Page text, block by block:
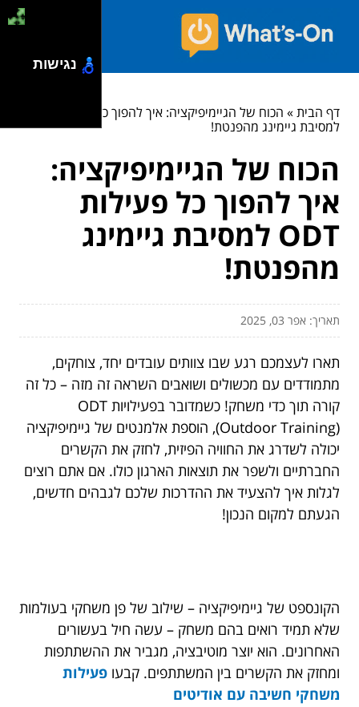
דף הבית»
למסיבת גיימינג מהפנטת!
הכוח של הגיימיפיקציה:
איך להפוך כל פעילות
ODT למסיבת גיימינג
מהפנטת!
תאריך: אפר 03, 2025
תארו לעצמכם רגע שבו צוותים עובדים יחד, צוחקים,
מתמודדים עם מכשולים ושואבים השראה זה מזה – כל זה
קורה תוך כדי משחק! כשמדובר בפעילויות ODT
(Outdoor Training), הוספת אלמנטים של גיימיפיקציה
יכולה לשדרג את החוויה הפיזית, לחזק את הקשרים
החברתיים ולשפר את תוצאות הארגון כולו. אם אתם רוצים
לגלות איך להצעיד את ההדרכות שלכם לגבהים חדשים,
הגעתם למקום הנכון!
הקונספט של גיימיפיקציה – שילוב של פן משחקי בעולמות
שלא תמיד רואים בהם משחק – עשה חיל בעשורים
האחרונים. הוא יוצר מוטיבציה, מגביר את ההשתתפות
ומחזק את הקשרים בין המשתתפים. קבעו פעילות
משחקי חשיבה עם אודיטים
נגישות